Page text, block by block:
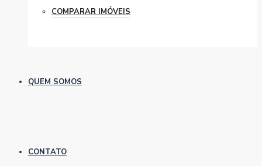
COMPARAR IMÓVEIS
QUEM SOMOS
CONTATO